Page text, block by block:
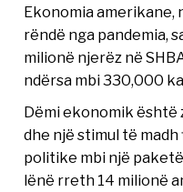
Ekonomia
rëndë nga pandemia,
milionë njerëz në
ndërsa mbi 330,000
Dëmi ekonomik
dhe një stimul të
politike mbi një
lënë rreth 14 milionë